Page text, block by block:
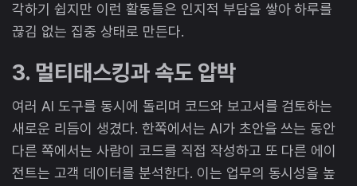
각하기 쉽지만 이런 활동들은 인지적 부담을 쌓아 하루를
끊김 없는 집중 상태로 만든다.
3. 멀티태스킹과 속도 압박
여러 AI 도구를 동시에 돌리며 코드와 보고서를 검토하는
새로운 리듬이 생겼다. 한쪽에서는 AI가 초안을 쓰는 동안
다른 쪽에서는 사람이 코드를 직접 작성하고 또 다른 에이
전트는 고객 데이터를 분석한다. 이는 업무의 동시성을 높